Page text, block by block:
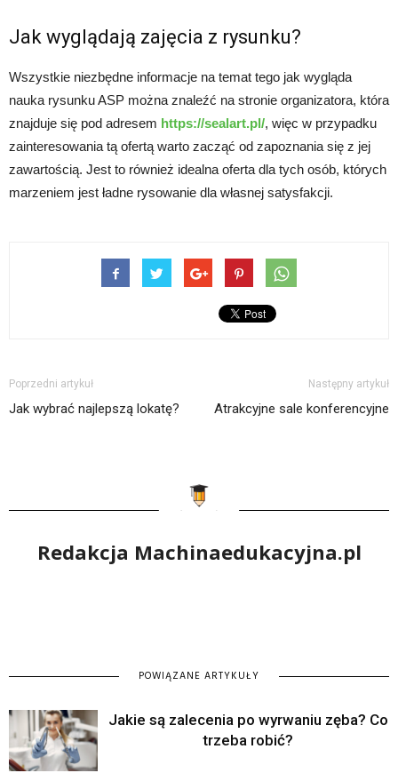
Jak wyglądają zajęcia z rysunku?
Wszystkie niezbędne informacje na temat tego jak wygląda
nauka rysunku ASP można znaleźć na stronie organizatora, która
znajduje się pod adresem https://sealart.pl/, więc w przypadku
zainteresowania tą ofertą warto zacząć od zapoznania się z jej
zawartością. Jest to również idealna oferta dla tych osób, których
marzeniem jest ładne rysowanie dla własnej satysfakcji.
Poprzedni artykuł
Jak wybrać najlepszą lokatę?
Następny artykuł
Atrakcyjne sale konferencyjne
Redakcja Machinaedukacyjna.pl
POWIĄZANE ARTYKUŁY
Jakie są zalecenia po wyrwaniu zęba? Co
trzeba robić?